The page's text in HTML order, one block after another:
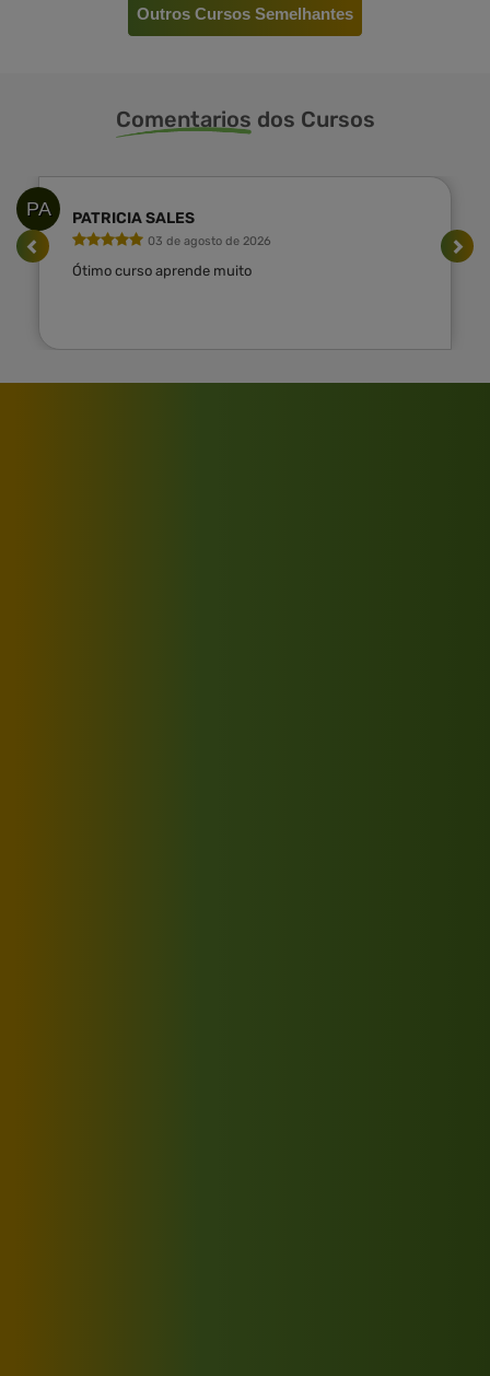
Outros Cursos Semelhantes
Comentarios dos Cursos
PA PATRICIA SALES
03 de agosto de 2026
Ótimo curso aprende muito